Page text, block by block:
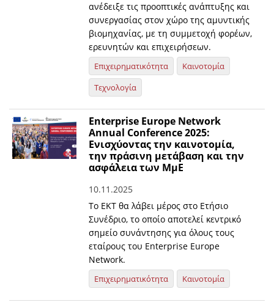
ανέδειξε τις προοπτικές ανάπτυξης και
συνεργασίας στον χώρο της αμυντικής
βιομηχανίας, με τη συμμετοχή φορέων,
ερευνητών και επιχειρήσεων.
Επιχειρηματικότητα
Καινοτομία
Τεχνολογία
Enterprise Europe Network
Annual Conference 2025:
Ενισχύοντας την καινοτομία,
την πράσινη μετάβαση και την
ασφάλεια των ΜμΕ
10.11.2025
Το ΕΚΤ θα λάβει μέρος στο Ετήσιο
Συνέδριο, το οποίο αποτελεί κεντρικό
σημείο συνάντησης για όλους τους
εταίρους του Enterprise Europe
Network.
Επιχειρηματικότητα Καινοτομία